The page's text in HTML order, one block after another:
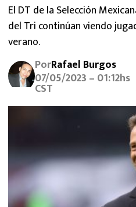
SELECCIÓN MEXICANA
FUTBOL INTERNACIONAL
MEXICANOS EN EL EXTRANJERO
FUTBOL ESTUFA
BOXEO
LIGA MX
El DT de la Selección
del Tri continúan viendo
verano.
PorRafael Burgos
07/05/2023 – 01:12hs
CST